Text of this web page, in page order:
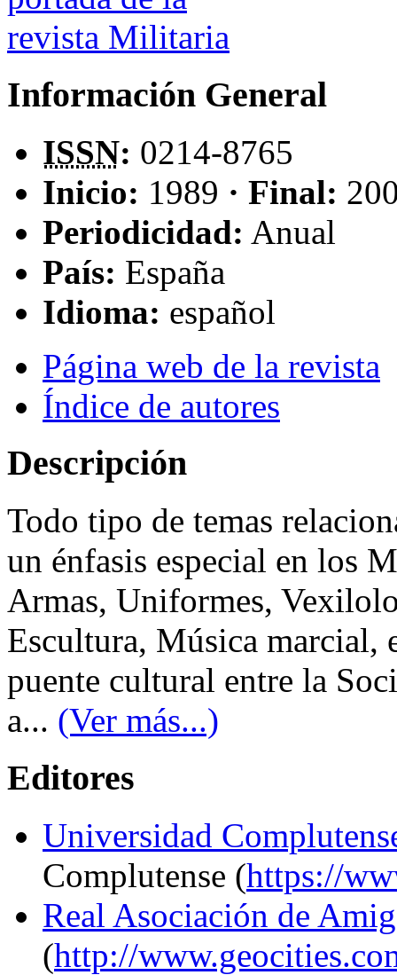
Información General
ISSN: 0214-8765
Inicio: 1989 · Final:
Periodicidad: Anual
País: España
Idioma: español
Página web de la revista
Índice de autores
Descripción
Todo tipo de temas
un énfasis especial en los
Armas, Uniformes,
Escultura, Música marcial,
puente cultural entre la
a... (Ver más...)
Editores
Universidad
Complutense (https://
Real Asociación de
(http://